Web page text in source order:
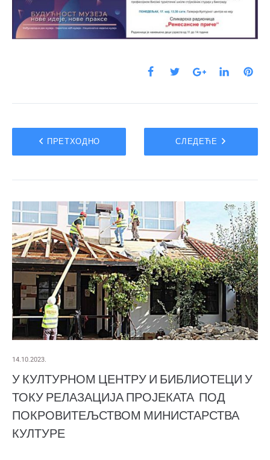
ПРЕТХОДНО СЛЕДЕЋЕ
14.10.2023.
У КУЛТУРНОМ ЦЕНТРУ И БИБЛИОТЕЦИ У
ТОКУ РЕЛАЗАЦИЈА ПРОЈЕКАТА ПОД
ПОКРОВИТЕЉСТВОМ МИНИСТАРСТВА
КУЛТУРЕ